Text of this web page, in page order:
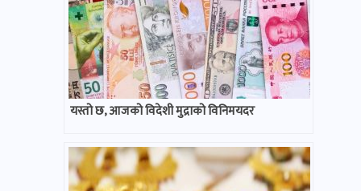
यस्तो छ, आजको विदेशी मुद्राको विनिमयदर